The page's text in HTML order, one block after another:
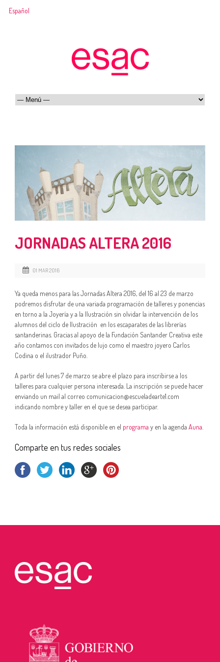
Español
JORNADAS ALTERA 2016
01 MAR 2016
Ya queda menos para las Jornadas Altera 2016, del 16 al 23 de marzo
podremos disfrutar de una variada programación de talleres y ponencias
en torno a la Joyería y a la Ilustración sin olvidar la intervención de los
alumnos del ciclo de Ilustración en los escaparates de las librerías
santanderinas. Gracias al apoyo de la Fundación Santander Creativa este
año contamos con invitados de lujo como el maestro joyero Carlos
Codina o el ilustrador Puño.
A partir del lunes 7 de marzo se abre el plazo para inscribirse a los
talleres para cualquier persona interesada. La inscripción se puede hacer
enviando un mail al correo comunicacion@escueladearte1.com
indicando nombre y taller en el que se desea participar.
Toda la información está disponible en el programa y en la agenda Auna
Comparte en tus redes sociales